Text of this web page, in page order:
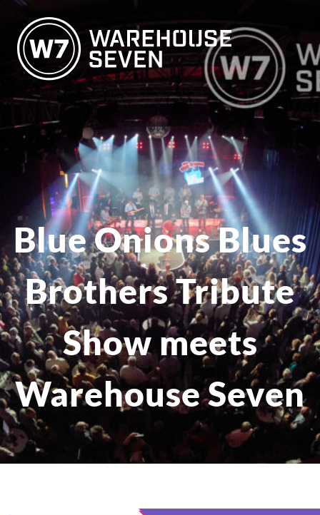
Blue Onions Blues
Brothers Tribute
Show meets
Warehouse Seven